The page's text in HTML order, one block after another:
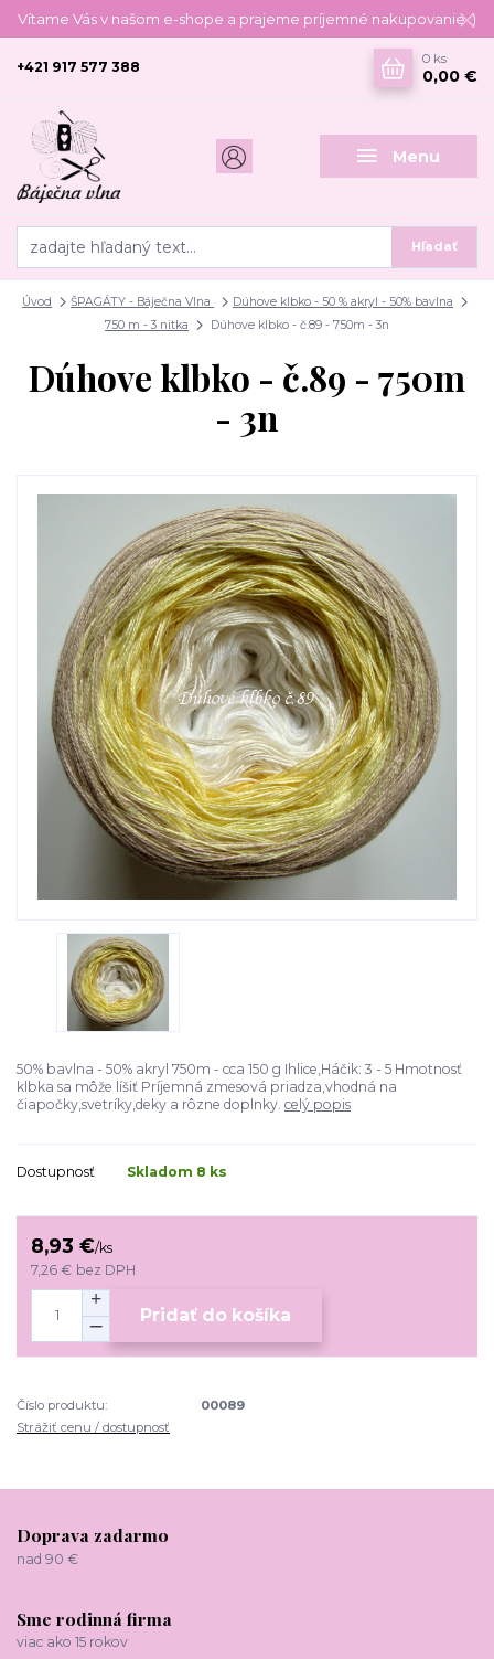
Vítame Vás v našom e-shope a prajeme príjemné nakupovanie :)
Menu
Hľadať
+421 917 577 388
0 ks
0,00 €
Úvod ŠPAGÁTY - Báječna Vlna
Dúhove klbko - 50 % akryl - 50% bavlna
750 m - 3 nitka
Dúhove klbko - č.89 - 750m - 3n
Dúhove klbko - č.89 - 750m
- 3n
50% bavlna - 50% akryl 750m - cca 150 g Ihlice,Háčik: 3 - 5 Hmotnosť
klbka sa môže líšiť Príjemná zmesová priadza,vhodná na
čiapočky,svetríky,deky a rôzne doplnky. celý popis
Dostupnosť Skladom 8 ks
8,93 €/ks
7,26 € bez DPH
Pridať do košíka
Číslo produktu:
00089
Strážiť cenu / dostupnosť
Doprava zadarmo
nad 90 €
Sme rodinná firma
viac ako 15 rokov